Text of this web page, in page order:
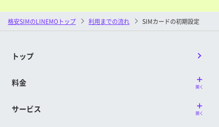
格安SIMのLINEMOトップ 利用までの流れ SIMカードの初期設定
トップ
料金 開く
サービス 開く